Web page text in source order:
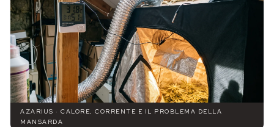
AZARIUS · CALORE, CORRENTE E IL PROBLEMA DELLA
MANSARDA